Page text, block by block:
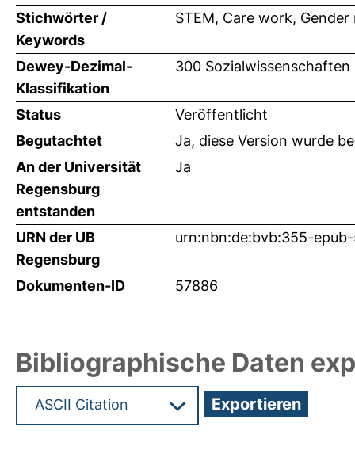
Stichwörter /
Keywords
STEM, Care work,
Dewey-Dezimal-
Klassifikation
300
Status
Veröffentlicht
Begutachtet
Ja, diese Version wurde
An der Universität
Regensburg
entstanden
Ja
URN der UB
Regensburg
urn:nbn:de:bvb:355-
Dokumenten-ID 57886
Bibliographische Daten